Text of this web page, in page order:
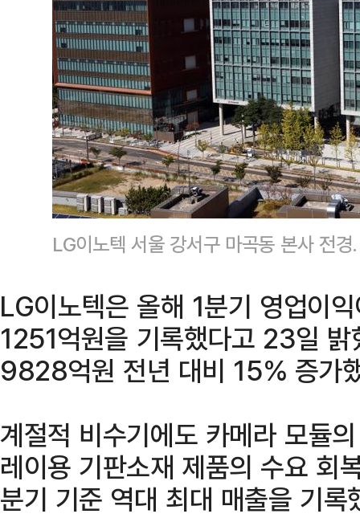
LG이노텍 서울 강서구 마곡동 본사 전
LG이노텍은 올해 1분기 영업이
1251억원을 기록했다고 23일
9828억원 전년 대비 15% 증가
계절적 비수기에도 카메라 모듈
레이용 기판소재 제품의 수요 회
분기 기준 역대 최대 매출을 기록